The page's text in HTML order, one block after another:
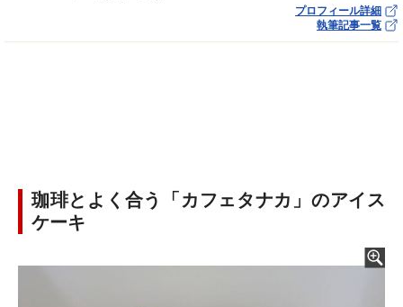
プロフィール詳細
執筆記事一覧
珈琲とよく合う「カフェタナカ」のアイス
ケーキ